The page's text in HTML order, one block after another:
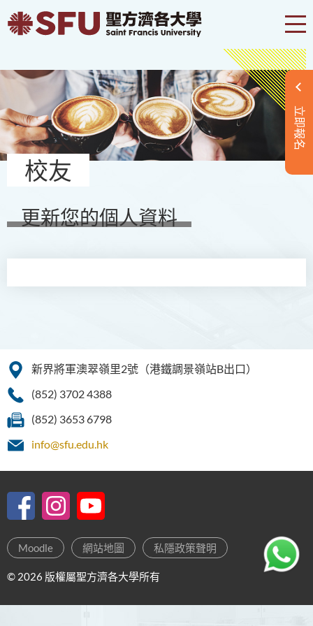
立即報名
校友
更新您的個人資料
新界將軍澳翠嶺里2號（港鐵調景嶺站B出口）
(852) 3702 4388
(852) 3653 6798
info@sfu.edu.hk
Moodle 網站地圖 私隱政策聲明
© 2026 版權屬聖方濟各大學所有